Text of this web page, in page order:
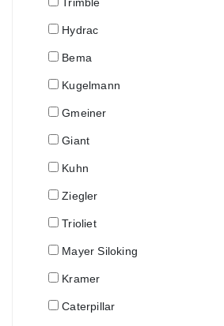
Hydrac
Bema
Kugelmann
Gmeiner
Giant
Kuhn
Ziegler
Trioliet
Mayer Siloking
Kramer
Caterpillar